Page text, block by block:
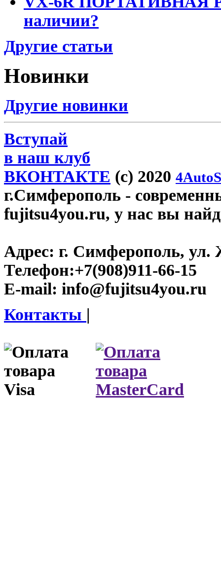
наличии?
Другие статьи
Новинки
Другие новинки
Вступай
в наш клуб
ВКОНТАКТЕ (c) 2020
г.Симферополь -
fujitsu4you.ru, у нас вы
Адрес: г. Симферополь, ул.
Телефон:+7(908)911-66-15
E-mail: info@fujitsu4you.ru
Контакты |